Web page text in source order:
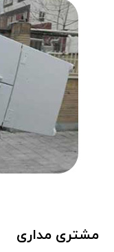
مشتری مداری